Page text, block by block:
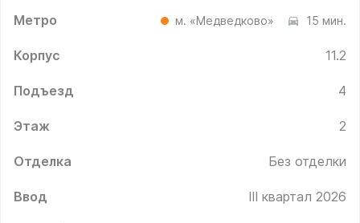
Метро м. «Медведково» 15 мин.
Корпус 11.2
Подъезд 4
Этаж 2
Отделка Без отделки
Ввод III квартал 2026